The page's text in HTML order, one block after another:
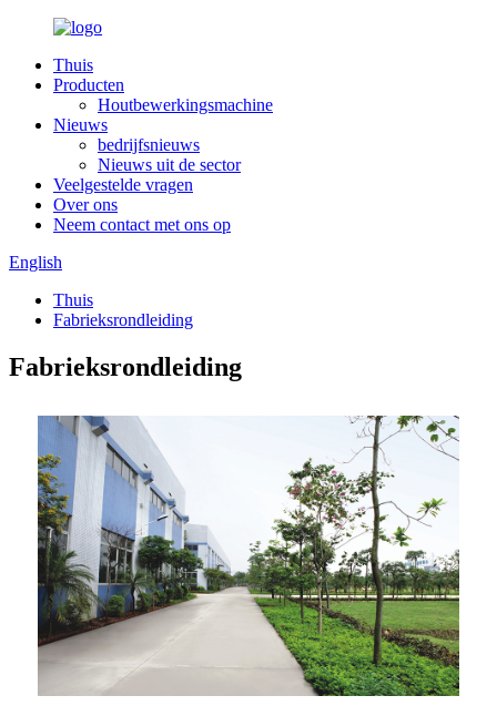
Thuis
Producten
Houtbewerkingsmachine
Nieuws
bedrijfsnieuws
Nieuws uit de sector
Veelgestelde vragen
Over ons
Neem contact met ons op
English
Thuis
Fabrieksrondleiding
Fabrieksrondleiding